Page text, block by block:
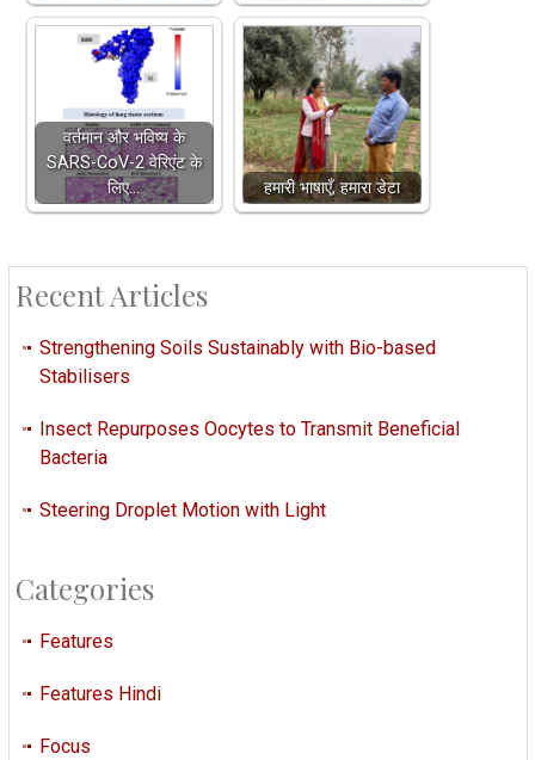
वर्तमान और भविष्य के
SARS-CoV-2 वेरिएंट के
लिए…
हमारी भाषाएँ, हमारा डेटा
Recent Articles
Strengthening Soils Sustainably with Bio-based
Stabilisers
Insect Repurposes Oocytes to Transmit Beneficial
Bacteria
Steering Droplet Motion with Light
Categories
Features
Features Hindi
Focus